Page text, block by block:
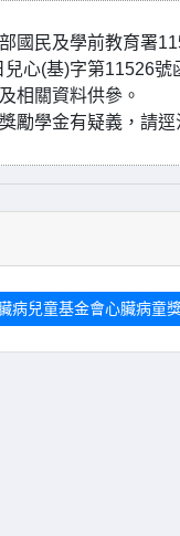
民及學前教育署
心(基)字第11526號
相關資料供參。
勵學金有疑義，請逕
病兒童基金會心臟病童